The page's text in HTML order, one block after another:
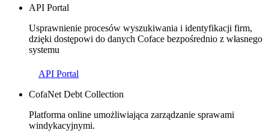
API Portal
Usprawnienie procesów wyszukiwania i identyfikacji firm,
dzięki dostępowi do danych Coface bezpośrednio z własnego
systemu
API Portal
CofaNet Debt Collection
Platforma online umożliwiająca zarządzanie sprawami
windykacyjnymi.